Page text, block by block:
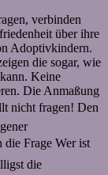
verbinden
über ihre
Adoptivkindern.
die sogar, wie
Keine
Die Anmaßung
nicht fragen! Den
Frage Wer ist
die